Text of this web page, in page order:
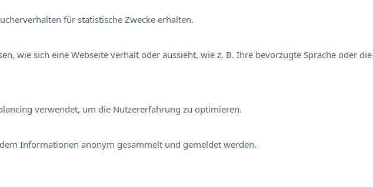
für statistische Zwecke erhalten.
wie sich eine Webseite verhält oder aussieht, wie z. B. Ihre bevorzugte Sprache oder die
verwendet, um die Nutzererfahrung zu optimieren.
Informationen anonym gesammelt und gemeldet werden.